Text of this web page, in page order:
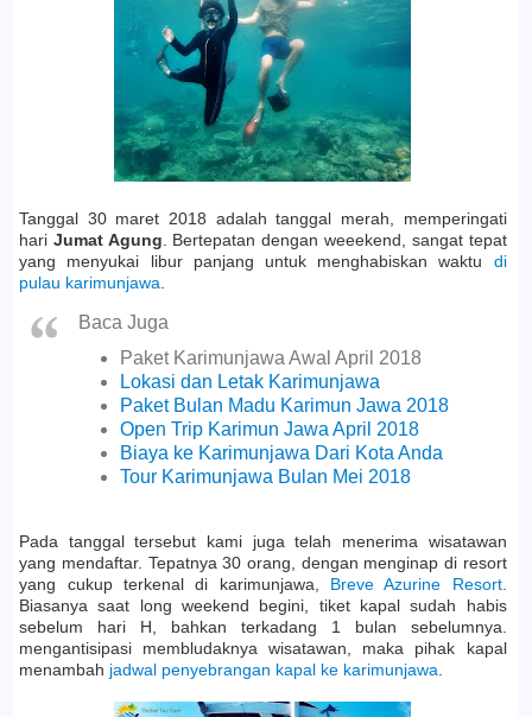
Tanggal 30 maret 2018 adalah tanggal merah, memperingati
hari Jumat Agung. Bertepatan dengan weeekend, sangat tepat
yang menyukai libur panjang untuk menghabiskan waktu di
pulau karimunjawa.
Baca Juga
Paket Karimunjawa Awal April 2018
Lokasi dan Letak Karimunjawa
Paket Bulan Madu Karimun Jawa 2018
Open Trip Karimun Jawa April 2018
Biaya ke Karimunjawa Dari Kota Anda
Tour Karimunjawa Bulan Mei 2018
Pada tanggal tersebut kami juga telah menerima wisatawan
yang mendaftar. Tepatnya 30 orang, dengan menginap di resort
yang cukup terkenal di karimunjawa, Breve Azurine Resort.
Biasanya saat long weekend begini, tiket kapal sudah habis
sebelum hari H, bahkan terkadang 1 bulan sebelumnya.
mengantisipasi membludaknya wisatawan, maka pihak kapal
menambah jadwal penyebrangan kapal ke karimunjawa.